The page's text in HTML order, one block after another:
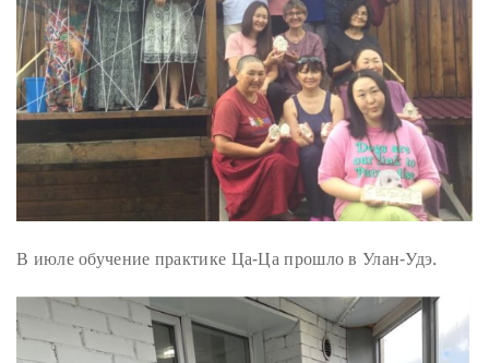
В июле обучение практике Ца-Ца прошло в Улан-Удэ.